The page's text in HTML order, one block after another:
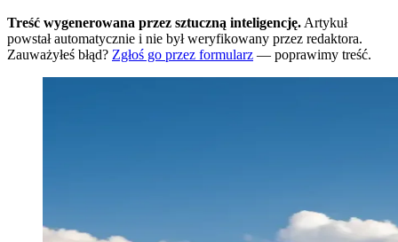
Treść wygenerowana przez sztuczną inteligencję. Artykuł
powstał automatycznie i nie był weryfikowany przez redaktora.
Zauważyłeś błąd? Zgłoś go przez formularz — poprawimy treść.